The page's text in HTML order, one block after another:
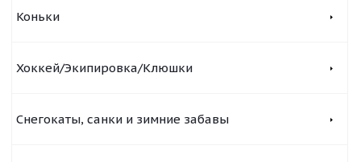
Коньки
Хоккей/Экипировка/Клюшки
Снегокаты, санки и зимние забавы